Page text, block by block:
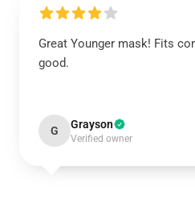
Great Younger mask! Fits
good.
G Grayson
Verified owner